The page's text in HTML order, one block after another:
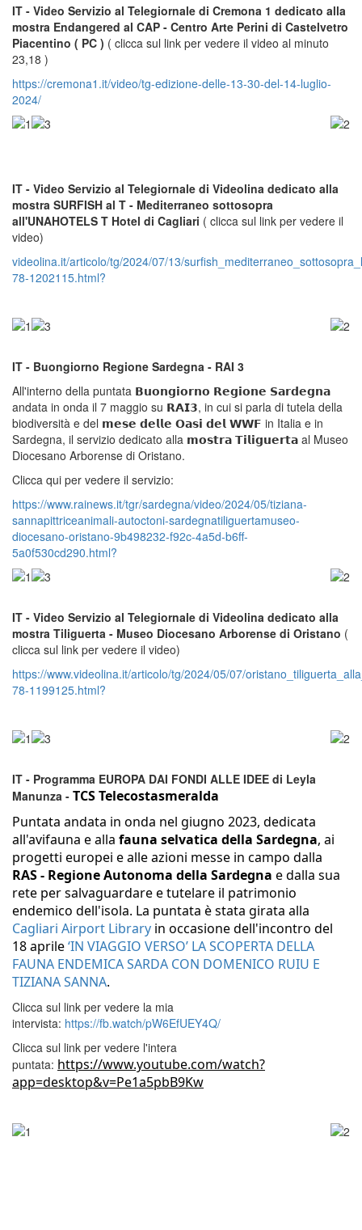
IT - Video Servizio al Telegiornale di Cremona 1 dedicato alla
mostra Endangered al CAP - Centro Arte Perini di Castelvetro
Piacentino ( PC ) ( clicca sul link per vedere il video al minuto
23,18 )
https://cremona1.it/video/tg-edizione-delle-13-30-del-14-luglio-
2024/
IT - Video Servizio al Telegiornale di Videolina dedicato alla
mostra SURFISH al T - Mediterraneo sottosopra
all'UNAHOTELS T Hotel di Cagliari ( clicca sul link per vedere il
video)
videolina.it/articolo/tg/2024/07/13/
78-1202115.html?
IT - Buongiorno Regione Sardegna - RAI 3
All'interno della puntata 𝗕𝘂𝗼𝗻𝗴𝗶𝗼𝗿𝗻𝗼 𝗥𝗲𝗴𝗶𝗼𝗻𝗲 𝗦𝗮𝗿𝗱𝗲𝗴𝗻𝗮
andata in onda il 7 maggio su 𝗥𝗔𝗜𝟯, in cui si parla di tutela della
biodiversità e del 𝗺𝗲𝘀𝗲 𝗱𝗲𝗹𝗹𝗲 𝗢𝗮𝘀𝗶 𝗱𝗲𝗹 𝗪𝗪𝗙 in Italia e in
Sardegna, il servizio dedicato alla 𝗺𝗼𝘀𝘁𝗿𝗮 𝗧𝗶𝗹𝗶𝗴𝘂𝗲𝗿𝘁𝗮 al Museo
Diocesano Arborense di Oristano.
Clicca qui per vedere il servizio:
https://www.rainews.it/tgr/sardegna/video/2024/05/tiziana-
sannapittriceanimali-autoctoni-sardegnatiliguertamuseo-
diocesano-oristano-9b498232-f92c-4a5d-b6ff-
5a0f530cd290.html?
IT - Video Servizio al Telegiornale di Videolina dedicato alla
mostra Tiliguerta - Museo Diocesano Arborense di Oristano (
clicca sul link per vedere il video)
https://www.videolina.it/articolo/tg/2024/05/07/
78-1199125.html?
IT - Programma EUROPA DAI FONDI ALLE IDEE di Leyla
Manunza - TCS Telecostasmeralda
Puntata andata in onda nel giugno 2023, dedicata
all'avifauna e alla fauna selvatica della Sardegna, ai
progetti europei e alle azioni messe in campo dalla
RAS - Regione Autonoma della Sardegna e dalla sua
rete per salvaguardare e tutelare il patrimonio
endemico dell'isola. La puntata è stata girata alla
Cagliari Airport Library in occasione dell'incontro del
18 aprile‘IN VIAGGIO VERSO’ LA SCOPERTA DELLA
FAUNA ENDEMICA SARDA CON DOMENICO RUIU E
TIZIANA SANNA.
Clicca sul link per vedere la mia
intervista: https://fb.watch/pW6EfUEY4Q/
Clicca sul link per vedere l'intera
puntata: https://www.youtube.com/watch?
app=desktop&v=Pe1a5pbB9Kw